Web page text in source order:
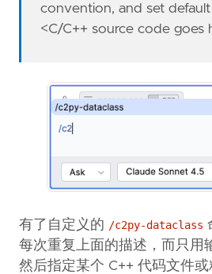
convention, and set default
<C/C++ source code goes
有了自定义的 /c2py-dataclass
每次重复上面的描述，而只用
然后指定某个 C++ 代码文件